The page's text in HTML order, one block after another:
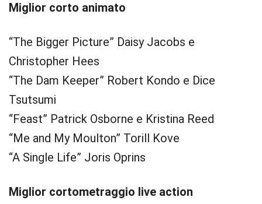
Miglior corto animato
“The Bigger Picture” Daisy Jacobs e
Christopher Hees
“The Dam Keeper” Robert Kondo e Dice
Tsutsumi
“Feast” Patrick Osborne e Kristina Reed
“Me and My Moulton” Torill Kove
“A Single Life” Joris Oprins
Miglior cortometraggio live action